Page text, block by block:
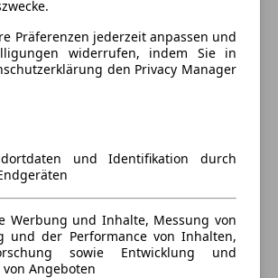
Präferenzen jederzeit anpassen und
widerrufen, indem Sie in
den Privacy Manager
und Identifikation durch
Werbung und Inhalte, Messung von
und der Performance von Inhalten,
sowie Entwicklung und
Angeboten